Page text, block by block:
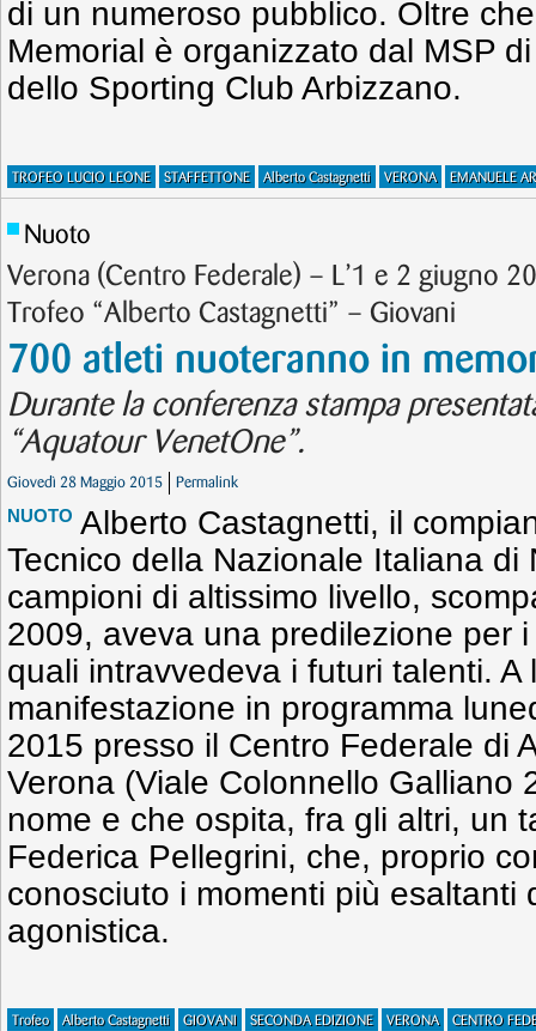
di un numeroso pubblico. Oltre
Memorial è organizzato dal MSP
dello Sporting Club Arbizzano.
TROFEO LUCIO LEONE STAFFETTONE Alberto Castagnetti VERONA EMANUELE
Nuoto
Verona (Centro Federale) – L’1 e 2 giugno
Trofeo “Alberto Castagnetti” – Giovani
700 atleti nuoteranno in
Durante la conferenza stampa
“Aquatour VenetOne”.
Giovedì 28 Maggio 2015 Permalink
NUOTO Alberto Castagnetti, il
Tecnico della Nazionale Italiana
campioni di altissimo livello,
2009, aveva una predilezione per
quali intravvedeva i futuri talenti. A
manifestazione in programma
2015 presso il Centro Federale di
Verona (Viale Colonnello Galliano
nome e che ospita, fra gli altri, un
Federica Pellegrini, che, proprio
conosciuto i momenti più esaltanti
agonistica.
Trofeo Alberto Castagnetti GIOVANI SECONDA EDIZIONE VERONA CENTRO